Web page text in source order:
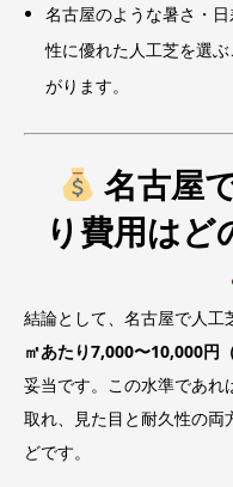
名古屋のような暑さ・
性に優れた人工芝を選
がります。
名古屋
り費用はど
結論として、名古屋で人工
㎡あたり7,000〜10,000円
妥当です。この水準であれ
取れ、見た目と耐久性の両
どです。